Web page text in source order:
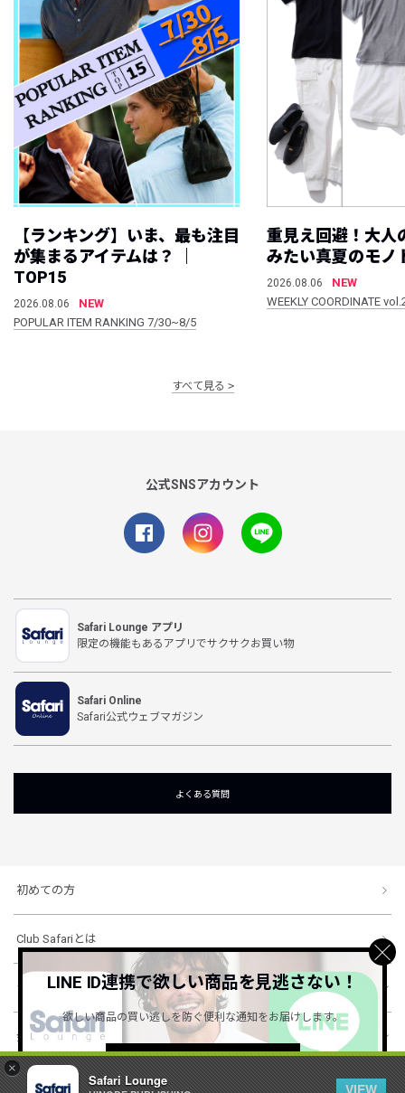
×
Safari Lounge
VIEW
【ランキング】いま、最も注目
が集まるアイテムは？ ｜
TOP15
2026.08.06
NEW
POPULAR ITEM RANKING 7/30~8/5
重見え回避！大人
みたい真夏のモノ
2026.08.06
NEW
WEEKLY COORDINATE
すべて見る
公式SNSアカウント
Safari Lounge アプリ
限定の機能もあるアプリでサクサクお買い物
Safari Online
Safari公式ウェブマガジン
よくある質問
初めての方
Club Safariとは
ショッピングガイド
会社概要・規約
LINE ID連携で欲しい商品を見逃さない！
欲しい商品の買い逃しを防ぐ便利な通知をお届けします。
詳しくはこちら ＞